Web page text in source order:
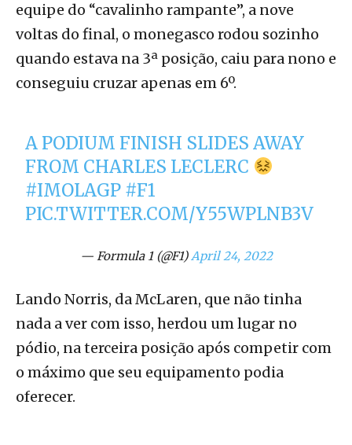
equipe do “cavalinho rampante”, a nove
voltas do final, o monegasco rodou sozinho
quando estava na 3ª posição, caiu para nono e
conseguiu cruzar apenas em 6º.
A PODIUM FINISH SLIDES AWAY
FROM CHARLES LECLERC
#IMOLAGP #F1
PIC.TWITTER.COM/Y55WPLNB3V
— Formula 1 (@F1)April 24, 2022
Lando Norris, da McLaren, que não tinha
nada a ver com isso, herdou um lugar no
pódio, na terceira posição após competir com
o máximo que seu equipamento podia
oferecer.